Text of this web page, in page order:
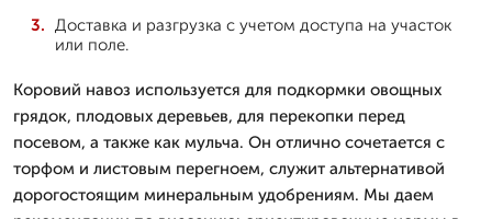
Доставка и разгрузка с учетом доступа на участок
или поле.
Коровий навоз используется для подкормки овощных
грядок, плодовых деревьев, для перекопки перед
посевом, а также как мульча. Он отлично сочетается с
торфом и листовым перегноем, служит альтернативой
дорогостоящим минеральным удобрениям. Мы даем